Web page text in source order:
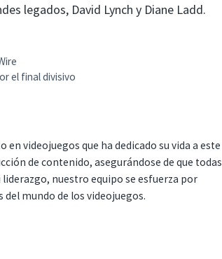
legados, David Lynch y Diane Ladd.
el final divisivo
en videojuegos que ha dedicado su vida a este
de contenido, asegurándose de que todas
nuestro equipo se esfuerza por
del mundo de los videojuegos.